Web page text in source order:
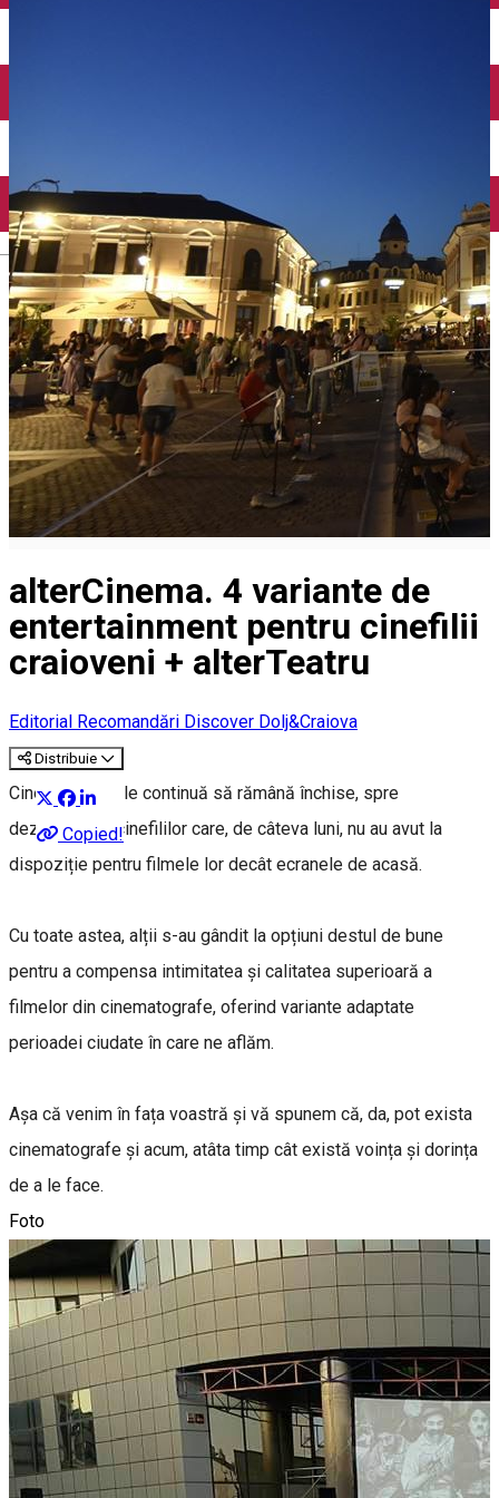
English
alterCinema. 4 variante de
entertainment pentru cinefilii
craioveni + alterTeatru
Editorial Recomandări Discover Dolj&Craiova
Distribuie
Copied!
Cinematografele continuă să rămână închise, spre
dezamăgirea cinefililor care, de câteva luni, nu au avut la
dispoziție pentru filmele lor decât ecranele de acasă.
Cu toate astea, alții s-au gândit la opțiuni destul de bune
pentru a compensa intimitatea și calitatea superioară a
filmelor din cinematografe, oferind variante adaptate
perioadei ciudate în care ne aflăm.
Așa că venim în fața voastră și vă spunem că, da, pot exista
cinematografe și acum, atâta timp cât există voința și dorința
de a le face.
Foto